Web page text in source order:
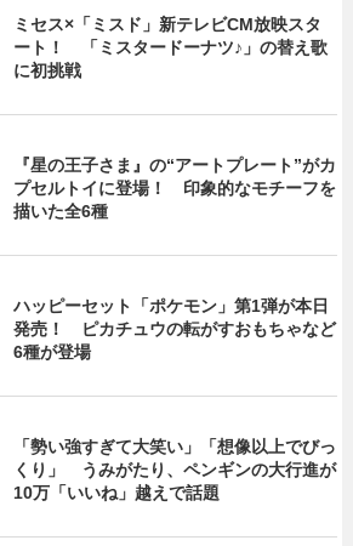
ミセス×「ミスド」新テレビCM放映スタ
ート！ 「ミスタードーナツ♪」の替え歌
に初挑戦
『星の王子さま』の“アートプレート”がカ
プセルトイに登場！ 印象的なモチーフを
描いた全6種
ハッピーセット「ポケモン」第1弾が本日
発売！ ピカチュウの転がすおもちゃなど
6種が登場
「勢い強すぎて大笑い」「想像以上でびっ
くり」 うみがたり、ペンギンの大行進が
10万「いいね」越えで話題